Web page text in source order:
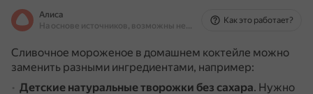
Алиса
На основе источников, возможны неточности
Как это работает?
Сливочное мороженое в домашнем коктейле можно
заменить разными ингредиентами, например:
Детские натуральные творожки без сахара. Нужно